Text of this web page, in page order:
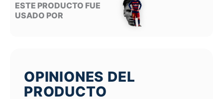
ESTE PRODUCTO FUE
USADO POR
OPINIONES DEL
PRODUCTO